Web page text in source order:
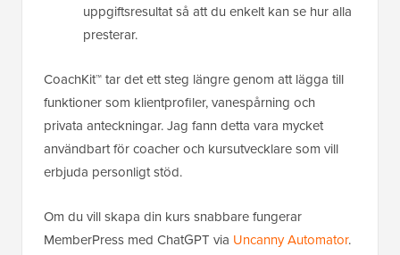
uppgiftsresultat så att du enkelt kan se hur alla
presterar.
CoachKit™ tar det ett steg längre genom att lägga till
funktioner som klientprofiler, vanespårning och
privata anteckningar. Jag fann detta vara mycket
användbart för coacher och kursutvecklare som vill
erbjuda personligt stöd.
Om du vill skapa din kurs snabbare fungerar
MemberPress med ChatGPT via Uncanny Automator.